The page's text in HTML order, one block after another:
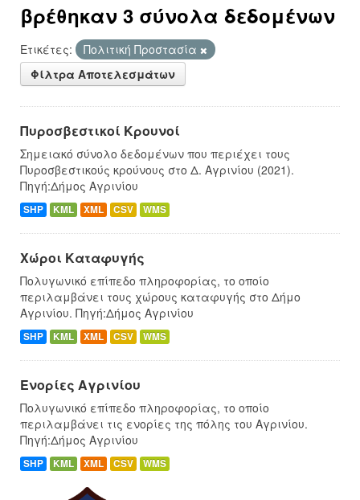
βρέθηκαν 3 σύνολα δεδομένων
Ετικέτες:
Πολιτική Προστασία
Φίλτρα Αποτελεσμάτων
Πυροσβεστικοί Κρουνοί
Σημειακό σύνολο δεδομένων που περιέχει τους
Πυροσβεστικούς κρούνους στο Δ. Αγρινίου (2021).
Πηγή:Δήμος Αγρινίου
SHP KML XML CSV WMS
Χώροι Καταφυγής
Πολυγωνικό επίπεδο πληροφορίας, το οποίο
περιλαμβάνει τους χώρους καταφυγής στο Δήμο
Αγρινίου. Πηγή:Δήμος Αγρινίου
SHP KML XML CSV WMS
Ενορίες Αγρινίου
Πολυγωνικό επίπεδο πληροφορίας, το οποίο
περιλαμβάνει τις ενορίες της πόλης του Αγρινίου.
Πηγή:Δήμος Αγρινίου
SHP KML XML CSV WMS